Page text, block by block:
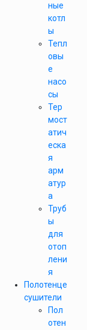
ные
котл
ы
Тепл
овы
е
насо
сы
Тер
мост
атич
еска
я
арм
атур
а
Труб
ы
для
отоп
лени
я
Полотенце
сушители
Пол
отен